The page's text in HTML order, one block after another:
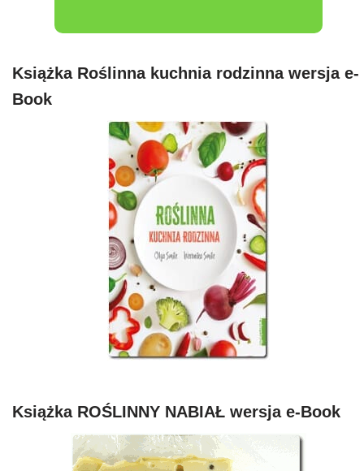
Książka Roślinna kuchnia rodzinna wersja e-
Book
Książka ROŚLINNY NABIAŁ wersja e-Book